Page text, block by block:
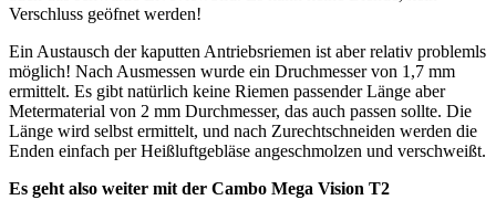
Verschluss geöfnet werden!
Ein Austausch der kaputten Antriebsriemen ist aber relativ problemls
möglich! Nach Ausmessen wurde ein Druchmesser von 1,7 mm
ermittelt. Es gibt natürlich keine Riemen passender Länge aber
Metermaterial von 2 mm Durchmesser, das auch passen sollte. Die
Länge wird selbst ermittelt, und nach Zurechtschneiden werden die
Enden einfach per Heißluftgebläse angeschmolzen und verschweißt.
Es geht also weiter mit der Cambo Mega Vision T2